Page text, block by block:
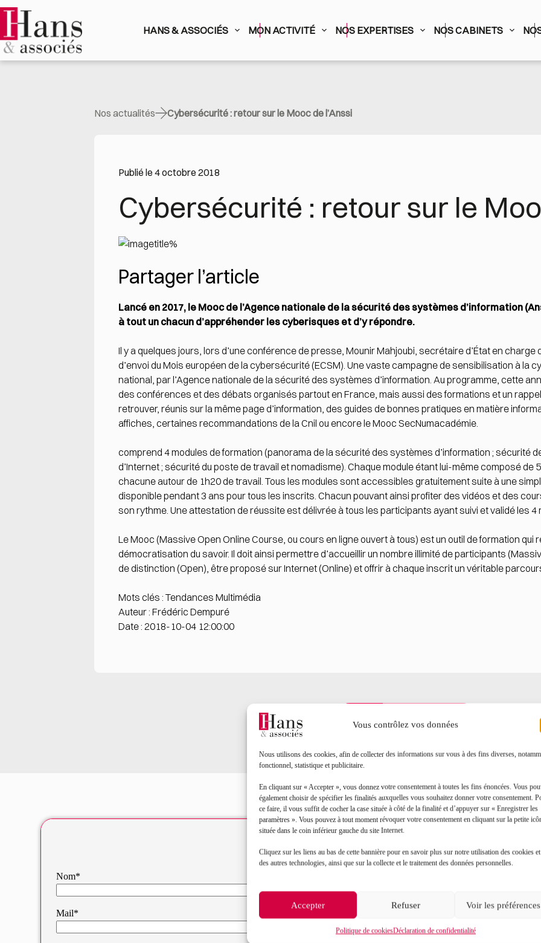
Vous contrôlez vos données
Nous utilisons des cookies, afin de collecter des informations sur vous à des fins diverses,
fonctionnel, statistique et publicitaire.
En cliquant sur « Accepter », vous donnez votre consentement à toutes les fins énoncées. Vous
également choisir de spécifier les finalités auxquelles vous souhaitez donner votre consentement.
ce faire, il vous suffit de cocher la case située à côté de la finalité et d’appuyer sur « Enregistrer les
paramètres ». Vous pouvez à tout moment révoquer votre consentement en cliquant sur la petite
située dans le coin inférieur gauche du site Internet.
Cliquez sur les liens au bas de cette bannière pour en savoir plus sur notre utilisation des cookies et
des autres technologies, ainsi que sur la collecte et le traitement des données personnelles.
Accepter Refuser Voir les préférences
Politique de cookiesDéclaration de confidentialité
contenu
HANS & ASSOCIÉS MON ACTIVITÉ NOS EXPERTISES NOS CABINETS
Nos actualités Cybersécurité : retour sur le Mooc de l’Anssi
Publié le 4 octobre 2018
Cybersécurité : retour sur le
Partager l’article
Lancé en 2017, le Mooc de l’Agence nationale de la sécurité des systèmes d’information
à tout un chacun d’appréhender les cyberisques et d’y répondre.
Il y a quelques jours, lors d’une conférence de presse, Mounir Mahjoubi, secrétaire d’État en charge
d’envoi du Mois européen de la cybersécurité (ECSM). Une vaste campagne de sensibilisation à la
national, par l’Agence nationale de la sécurité des systèmes d’information. Au programme, cette
des conférences et des débats organisés partout en France, mais aussi des formations et un rappel
retrouver, réunis sur la même page d’information, des guides de bonnes pratiques en matière
affiches, certaines recommandations de la Cnil ou encore le Mooc SecNumacadémie.
comprend 4 modules de formation (panorama de la sécurité des systèmes d’information ; sécurité
d’Internet ; sécurité du poste de travail et nomadisme). Chaque module étant lui-même composé
chacune autour de 1h20 de travail. Tous les modules sont accessibles gratuitement suite à une
disponible pendant 3 ans pour tous les inscrits. Chacun pouvant ainsi profiter des vidéos et des
son rythme. Une attestation de réussite est délivrée à tous les participants ayant suivi et validé les 4
Le Mooc (Massive Open Online Course, ou cours en ligne ouvert à tous) est un outil de formation
démocratisation du savoir. Il doit ainsi permettre d’accueillir un nombre illimité de participants
de distinction (Open), être proposé sur Internet (Online) et offrir à chaque inscrit un véritable
Mots clés : Tendances Multimédia
Auteur : Frédéric Dempuré
Date : 2018-10-04 12:00:00
Contact
Nom*
Mail* Objet de votre demande*